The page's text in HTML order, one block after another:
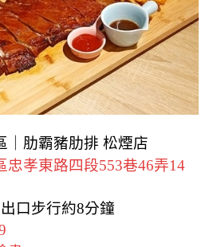
｜肋霸豬肋排 松煙店
忠孝東路四段553巷46弄14
口步行約8分鐘